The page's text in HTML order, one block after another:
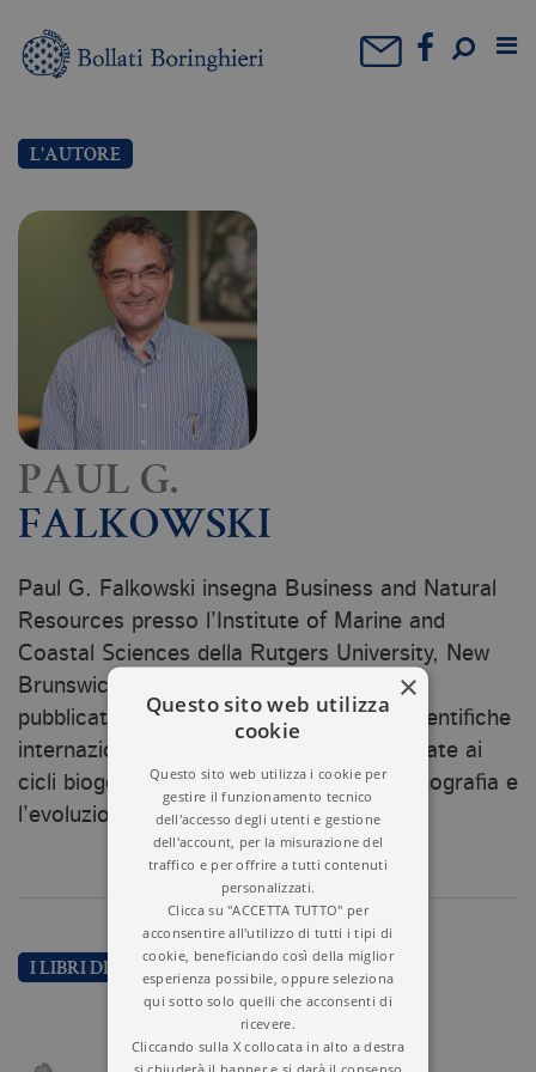
L'AUTORE
PAUL G.
FALKOWSKI
Paul G. Falkowski insegna Business and Natural
Resources presso l’Institute of Marine and
Coastal Sciences della Rutgers University, New
Brunswick, New Jersey. Le sue ricerche,
pubblicate nelle più prestigiose riviste scientifiche
internazionali, sono principalmente dedicate ai
cicli biogeochimici, la fotosintesi, l’oceanografia e
l’evoluzione biologica.
I LIBRI DI PAUL G. FALKOWSKI
×
Questo sito web utilizza
cookie
Questo sito web utilizza i cookie per
gestire il funzionamento tecnico
dell'accesso degli utenti e gestione
dell'account, per la misurazione del
traffico e per offrire a tutti contenuti
personalizzati.
Clicca su "ACCETTA TUTTO" per
acconsentire all'utilizzo di tutti i tipi di
cookie, beneficiando così della miglior
esperienza possibile, oppure seleziona
qui sotto solo quelli che acconsenti di
ricevere.
Cliccando sulla X collocata in alto a destra
si chiuderà il banner e si darà il consenso